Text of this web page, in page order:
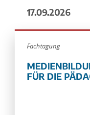
17.09.2026
Fachtagung
FÜR DIE